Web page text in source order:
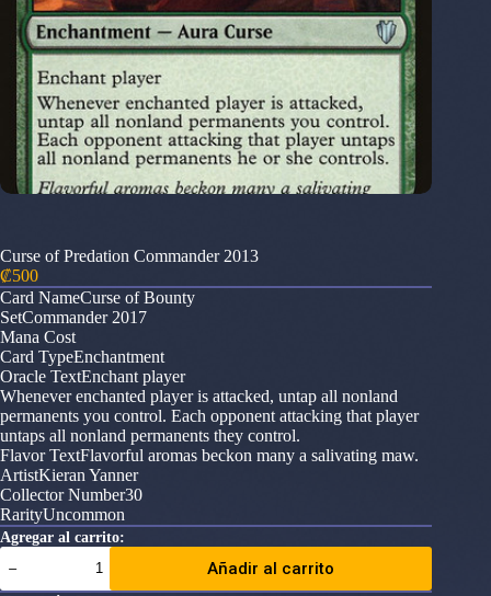
Curse of Predation Commander 2013
₡500
Card NameCurse of Bounty
SetCommander 2017
Mana Cost
Card TypeEnchantment
Oracle TextEnchant player
Whenever enchanted player is attacked, untap all nonland
permanents you control. Each opponent attacking that player
untaps all nonland permanents they control.
Flavor TextFlavorful aromas beckon many a salivating maw.
ArtistKieran Yanner
Collector Number30
RarityUncommon
Agregar al carrito:
Curse
of
Predation
Añadir al carrito